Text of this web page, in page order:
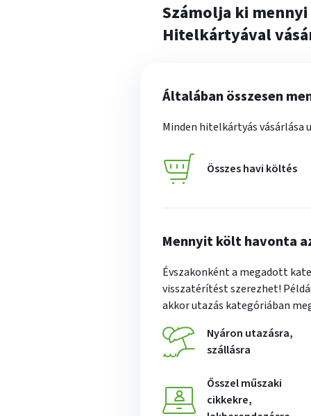
Számolja ki mennyi
Hitelkártyával
kalkulátorban
megadhatja,
témában
mennyit
vásárol
mező
csúszka
megadhatja.
visszatérítés
összege
Általában összesen
Minden hitelkártyás vásárlása
Összes havi költés
Mennyit költ havonta
Évszakonként a megadott
visszatérítést szerezhet!
akkor utazás kategóriában
Nyáron ennyit
költ
utazásra,
szállásra
Ősszelennyit
költ
műszaki
cikkekre,